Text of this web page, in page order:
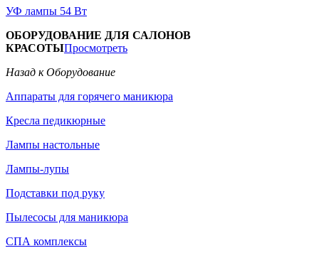
УФ лампы 54 Вт
ОБОРУДОВАНИЕ ДЛЯ САЛОНОВ
КРАСОТЫПросмотреть
Назад к Оборудование
Аппараты для горячего маникюра
Кресла педикюрные
Лампы настольные
Лампы-лупы
Подставки под руку
Пылесосы для маникюра
СПА комплексы